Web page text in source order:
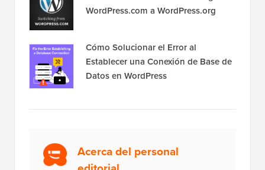
WordPress.com a WordPress.org
Cómo Solucionar el Error al
Establecer una Conexión de Base de
Datos en WordPress
Acerca del personal